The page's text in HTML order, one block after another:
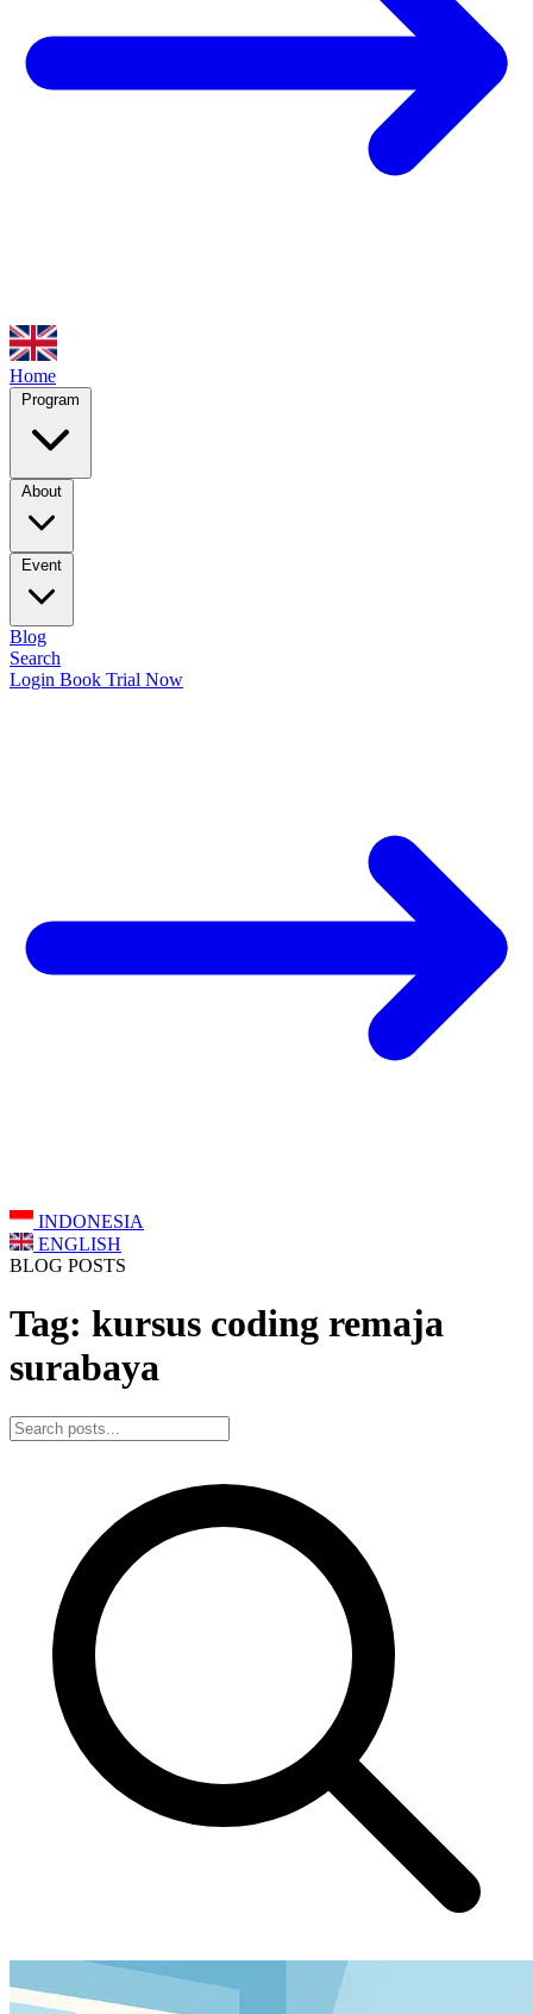
Home
Program
About
Event
Blog
Search
Login Book Trial Now
INDONESIA
ENGLISH
BLOG POSTS
Tag: kursus coding remaja
surabaya